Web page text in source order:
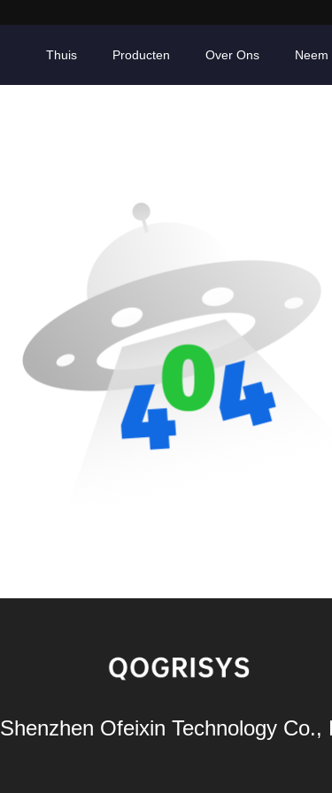
Thuis Producten Over Ons Neem
Shenzhen Ofeixin Technology Co.,